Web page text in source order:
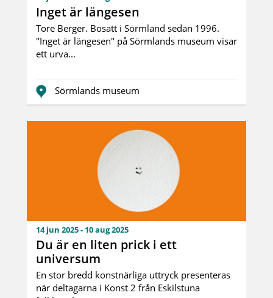
Inget är längesen
Tore Berger. Bosatt i Sörmland sedan 1996.
"Inget är längesen" på Sörmlands museum visar
ett urva...
Sörmlands museum
14 jun 2025 - 10 aug 2025
Du är en liten prick i ett
universum
En stor bredd konstnärliga uttryck presenteras
när deltagarna i Konst 2 från Eskilstuna